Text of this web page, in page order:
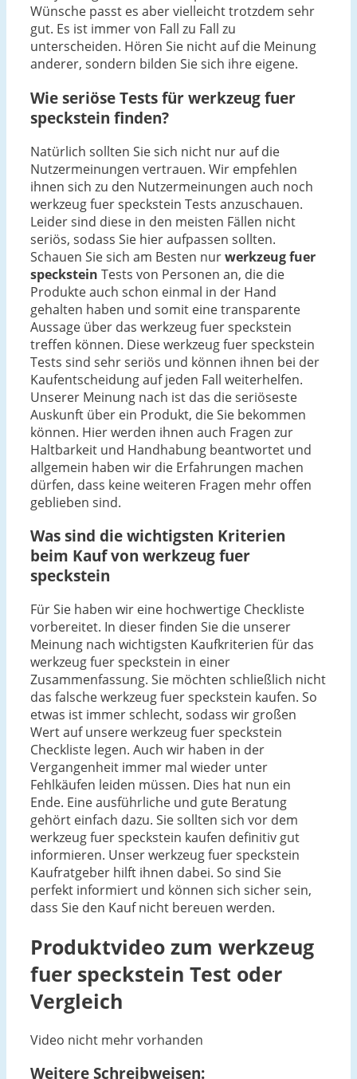
Wünsche passt es aber vielleicht trotzdem sehr
gut. Es ist immer von Fall zu Fall zu
unterscheiden. Hören Sie nicht auf die Meinung
anderer, sondern bilden Sie sich ihre eigene.
Wie seriöse Tests für werkzeug fuer
speckstein finden?
Natürlich sollten Sie sich nicht nur auf die
Nutzermeinungen vertrauen. Wir empfehlen
ihnen sich zu den Nutzermeinungen auch noch
werkzeug fuer speckstein Tests anzuschauen.
Leider sind diese in den meisten Fällen nicht
seriös, sodass Sie hier aufpassen sollten.
Schauen Sie sich am Besten nurwerkzeug fuer
speckstein Tests von Personen an, die die
Produkte auch schon einmal in der Hand
gehalten haben und somit eine transparente
Aussage über das werkzeug fuer speckstein
treffen können. Diese werkzeug fuer speckstein
Tests sind sehr seriös und können ihnen bei der
Kaufentscheidung auf jeden Fall weiterhelfen.
Unserer Meinung nach ist das die seriöseste
Auskunft über ein Produkt, die Sie bekommen
können. Hier werden ihnen auch Fragen zur
Haltbarkeit und Handhabung beantwortet und
allgemein haben wir die Erfahrungen machen
dürfen, dass keine weiteren Fragen mehr offen
geblieben sind.
Was sind die wichtigsten Kriterien
beim Kauf von werkzeug fuer
speckstein
Für Sie haben wir eine hochwertige Checkliste
vorbereitet. In dieser finden Sie die unserer
Meinung nach wichtigsten Kaufkriterien für das
werkzeug fuer speckstein in einer
Zusammenfassung. Sie möchten schließlich nicht
das falsche werkzeug fuer speckstein kaufen. So
etwas ist immer schlecht, sodass wir großen
Wert auf unsere werkzeug fuer speckstein
Checkliste legen. Auch wir haben in der
Vergangenheit immer mal wieder unter
Fehlkäufen leiden müssen. Dies hat nun ein
Ende. Eine ausführliche und gute Beratung
gehört einfach dazu. Sie sollten sich vor dem
werkzeug fuer speckstein kaufen definitiv gut
informieren. Unser werkzeug fuer speckstein
Kaufratgeber hilft ihnen dabei. So sind Sie
perfekt informiert und können sich sicher sein,
dass Sie den Kauf nicht bereuen werden.
Produktvideo zum werkzeug
fuer speckstein Test oder
Vergleich
Video nicht mehr vorhanden
Weitere Schreibweisen: